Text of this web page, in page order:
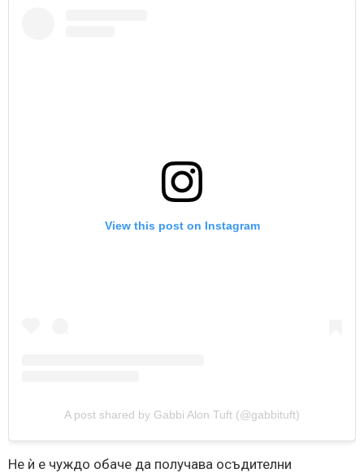
View this post on Instagram
A post shared by Gabbi Alon Tuft (@gabbituft)
Не ѝ е чуждо обаче да получава осъдителни